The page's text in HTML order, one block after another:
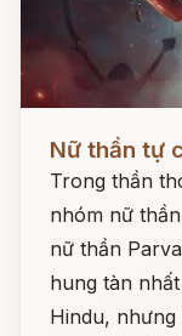
Nữ thần tự
Trong thần
nhóm nữ
nữ thần
hung tàn
Hindu,